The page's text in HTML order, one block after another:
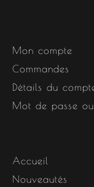
Mon compte
Commandes
Détails du
Mot de passe
Accueil
Nouveautés